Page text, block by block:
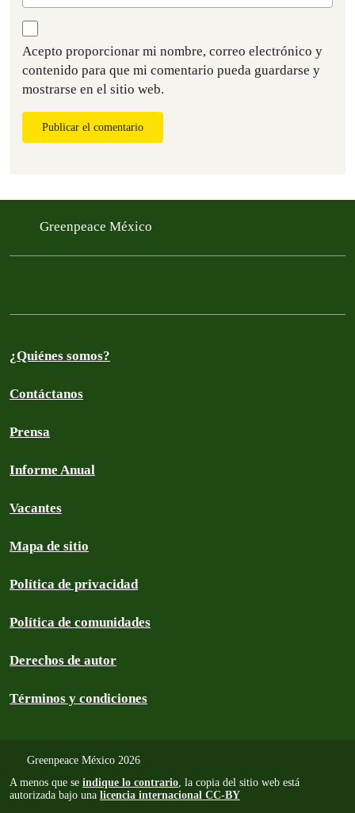
Acepto proporcionar mi nombre, correo electrónico y
contenido para que mi comentario pueda guardarse y
mostrarse en el sitio web.
Publicar el comentario
Greenpeace México
¿Quiénes somos?
Contáctanos
Prensa
Informe Anual
Vacantes
Mapa de sitio
Política de privacidad
Política de comunidades
Derechos de autor
Términos y condiciones
Greenpeace México 2026
A menos que se indique lo contrario, la copia del sitio web está
autorizada bajo una licencia internacional CC-BY